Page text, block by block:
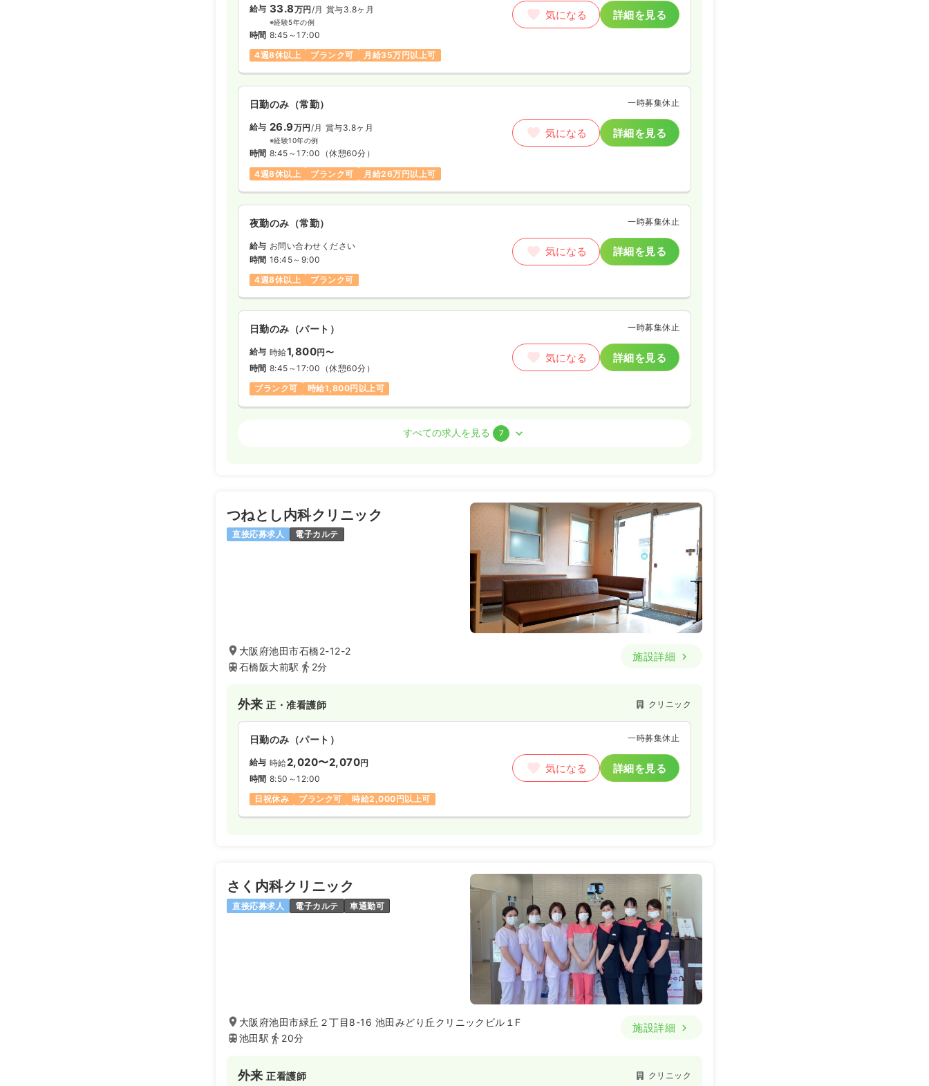
給与 33.8万円/月 賞与3.8ヶ月
※経験5年の例
時間 8:45～17:00
4週8休以上
ブランク可 月給35万円以上可
気になる 詳細を見る
日勤のみ（常勤） 一時募集休止
給与 26.9万円/月 賞与3.8ヶ月
※経験10年の例
時間 8:45～17:00 （休憩60分）
4週8休以上
ブランク可 月給26万円以上可
気になる 詳細を見る
夜勤のみ（常勤） 一時募集休止
給与 お問い合わせください
時間 16:45～9:00
4週8休以上
ブランク可
気になる 詳細を見る
日勤のみ（パート） 一時募集休止
給与 時給1,800円〜
時間 8:45～17:00 （休憩60分）
ブランク可
時給1,800円以上可
気になる 詳細を見る
時間 8:45～17:00
土日休み
月給31万円以上可
一時募集休止
時間 8:45～17:00
気になる 詳細を見る
給与 30.5〜40.2
時間 8:45～17:00（休憩60分）
4週8休以上
オンコールあり
ブランク可
気になる 詳細を見る
日勤のみ（パート） 一時募集休止
給与 時給 1,600〜1,800円
気になる 詳細を見る
一般病院
日勤のみ（常勤）
給与 29.9万円
すべての求人を見る 7
つねとし内科クリニック
直接応募求人 電子カルテ
大阪府池田市石橋2-12-2
石橋阪大前駅
2分
施設詳細
外来正・准看護師 クリニック
日勤のみ（パート） 一時募集休止
給与 時給2,020〜2,070円
時間 8:50～12:00
日祝休み
ブランク可 時給2,000円以上可
気になる 詳細を見る
さく内科クリニック
直接応募求人 電子カルテ 車通勤可
大阪府池田市緑丘２丁目8-16 池田みどり丘クリニックビル１F
池田駅
20分
施設詳細
外来正看護師 クリニック